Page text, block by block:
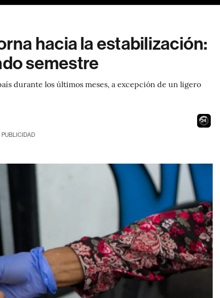
hacia la estabilización:
semestre
durante los últimos meses, a excepción de un ligero
23
PUBLICIDAD